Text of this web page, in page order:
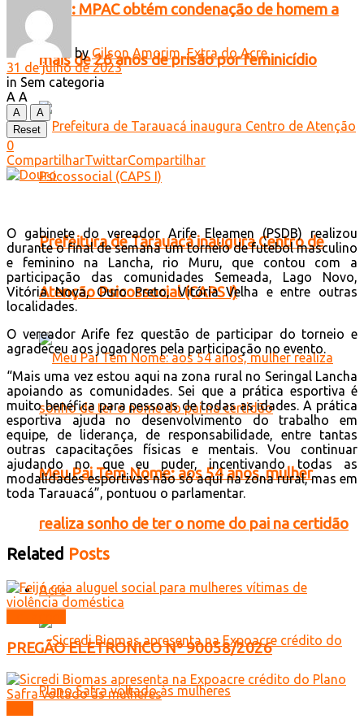
Feijó: MPAC obtém condenação de homem a
mais de 26 anos de prisão por feminicídio
Prefeitura de Tarauacá inaugura Centro de
Atenção Psicossocial (CAPS I)
Meu Pai Tem Nome: aos 54 anos, mulher
realiza sonho de ter o nome do pai na certidão
Acre
by Gilson Amorim, Extra do Acre
31 de julho de 2023
in Sem categoria
A A
A
A
Reset
0
CompartilharTwittarCompartilhar
O gabinete do vereador Arife Eleamen (PSDB) realizou
durante o final de semana um torneio de futebol masculino
e feminino na Lancha, rio Muru, que contou com a
participação das comunidades Semeada, Lago Novo,
Vitória Nova, Ouro Preto, Vitória Velha e entre outras
localidades.
O vereador Arife fez questão de participar do torneio e
agradeceu aos jogadores pela participação no evento.
“Mais uma vez estou aqui na zona rural no Seringal Lancha
apoiando as comunidades. Sei que a prática esportiva é
muito benéfica para pessoas de todas as idades. A prática
esportiva ajuda no desenvolvimento do trabalho em
equipe, de liderança, de responsabilidade, entre tantas
outras capacitações físicas e mentais. Vou continuar
ajudando no que eu puder, incentivando todas as
modalidades esportivas não só aqui na zona rural, mas em
toda Tarauacá”, pontuou o parlamentar.
Related Posts
PREGÃO ELETRONICO Nº 90058/2026